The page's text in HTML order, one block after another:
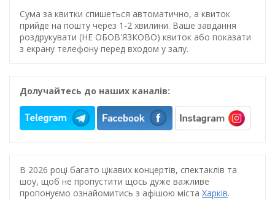
Сума за квитки спишеться автоматично, а квиток
прийде на пошту через 1-2 хвилини. Ваше завдання
роздрукувати (НЕ ОБОВ'ЯЗКОВО) квиток або показати
з екрану телефону перед входом у залу.
Долучайтесь до наших каналів:
В 2026 році багато цікавих концертів, спектаклів та
шоу, щоб не пропустити щось дуже важливе
пропонуємо ознайомитись з афішою міста Харків.